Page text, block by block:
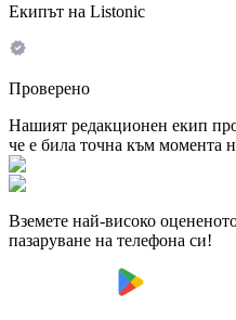
Екипът на Listonic
Проверено
Нашият редакционен екип
че е била точна към момента
Вземете най-високо
пазаруване на телефона си!